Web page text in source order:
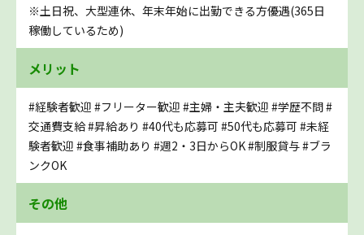
※土日祝、大型連休、年末年始に出勤できる方優遇(365日
稼働しているため)
メリット
#経験者歓迎 #フリーター歓迎 #主婦・主夫歓迎 #学歴不問#
交通費支給#昇給あり #40代も応募可 #50代も応募可 #未経
験者歓迎 #食事補助あり #週2・3日からOK#制服貸与#ブラ
ンクOK
その他